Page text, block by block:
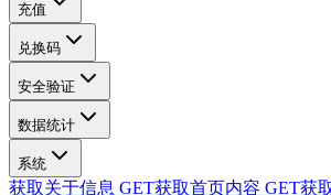
充值
兑换码
安全验证
数据统计
系统
获取关于信息 GET获取首页内容 GET获